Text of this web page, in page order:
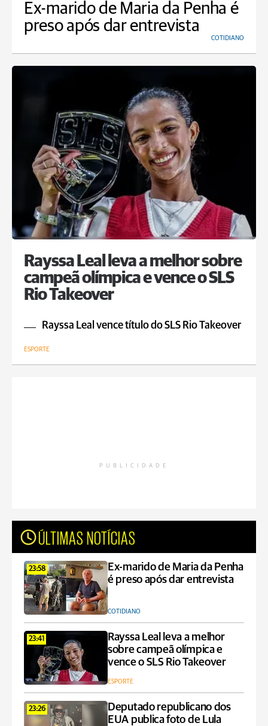
Ex-marido de Maria da Penha é
preso após dar entrevista
COTIDIANO
Rayssa Leal leva a melhor sobre
campeã olímpica e vence o SLS
Rio Takeover
Rayssa Leal vence título do SLS Rio Takeover
ESPORTE
PUBLICIDADE
ÚLTIMAS NOTÍCIAS
23:58
Ex-marido de Maria da Penha
é preso após dar entrevista
COTIDIANO
23:41
Rayssa Leal leva a melhor
sobre campeã olímpica e
vence o SLS Rio Takeover
ESPORTE
23:26
Deputado republicano dos
EUA publica foto de Lula